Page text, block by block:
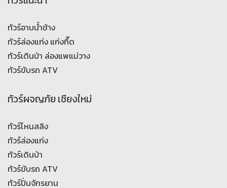
ทัวร์อาบน้ำช้าง
ทัวร์ล่องแก่ง แก่งกึ๊ด
ทัวร์เดินป่า ล่องแพแม่วาง
ทัวร์ขับรถ ATV
ทัวร์ผจญภัย เชียงใหม่
ทัวร์โหนสลิง
ทัวร์ล่องแก่ง
ทัวร์เดินป่า
ทัวร์ขับรถ ATV
ทัวร์ปั่นจักรยาน